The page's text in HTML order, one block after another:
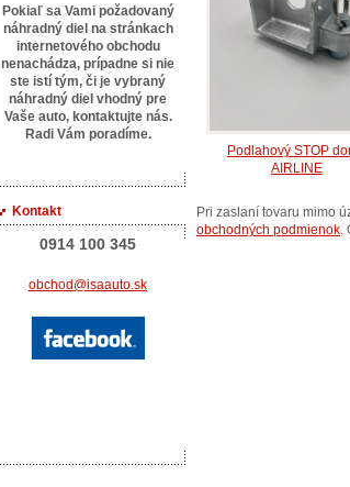
Pokiaľ sa Vami požadovaný
náhradný diel na stránkach
internetového obchodu
nenachádza, prípadne si nie
ste istí tým, či je vybraný
náhradný diel vhodný pre
Vaše auto, kontaktujte nás.
Radi Vám poradíme.
Kontakt
0914 100 345
obchod@isaauto.sk
Podlahový STOP
AIRLINE
Pri zaslaní tovaru mimo
obchodných podmienok.